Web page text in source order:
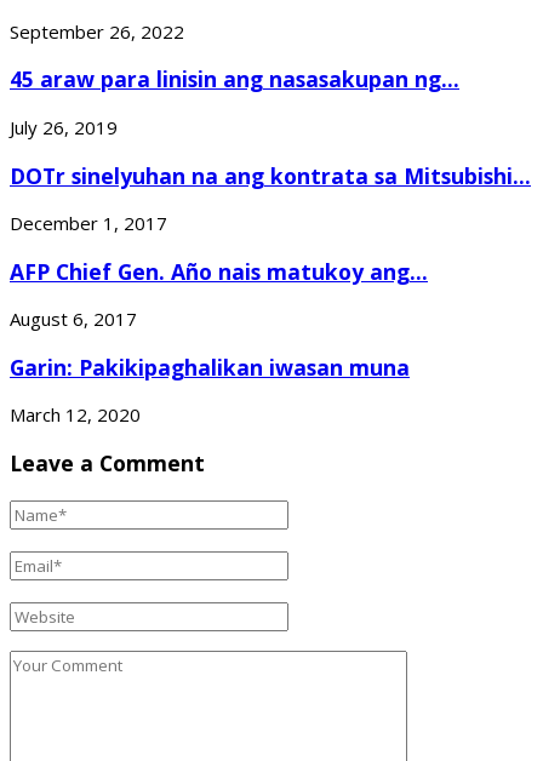
September 26, 2022
45 araw para linisin ang nasasakupan ng...
July 26, 2019
DOTr sinelyuhan na ang kontrata sa Mitsubishi...
December 1, 2017
AFP Chief Gen. Año nais matukoy ang...
August 6, 2017
Garin: Pakikipaghalikan iwasan muna
March 12, 2020
Leave a Comment